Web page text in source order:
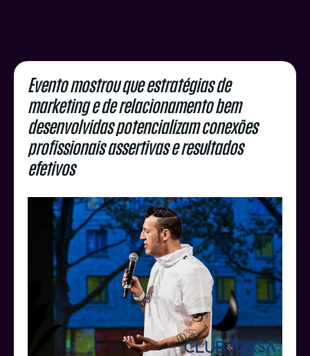
Evento mostrou que estratégias de
marketing e de relacionamento bem
desenvolvidas potencializam conexões
profissionais assertivas e resultados
efetivos